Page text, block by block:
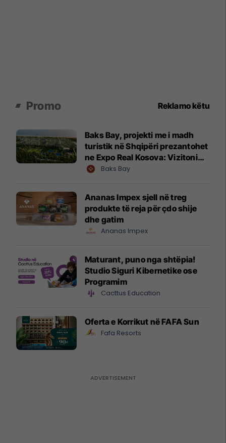
Promo Reklamo këtu
Baks Bay, projekti me i madh
turistik në Shqipëri prezantohet
ne Expo Real Kosova: Vizitoni
shtandin dhe zbuloni
Baks Bay
Ananas Impex sjell në treg
produkte të reja për çdo shije
dhe gatim
Ananas Impex
Maturant, puno nga shtëpia!
Studio Siguri Kibernetike ose
Programim
Cacttus Education
Oferta e Korrikut në FAFA Sun
Fafa Resorts